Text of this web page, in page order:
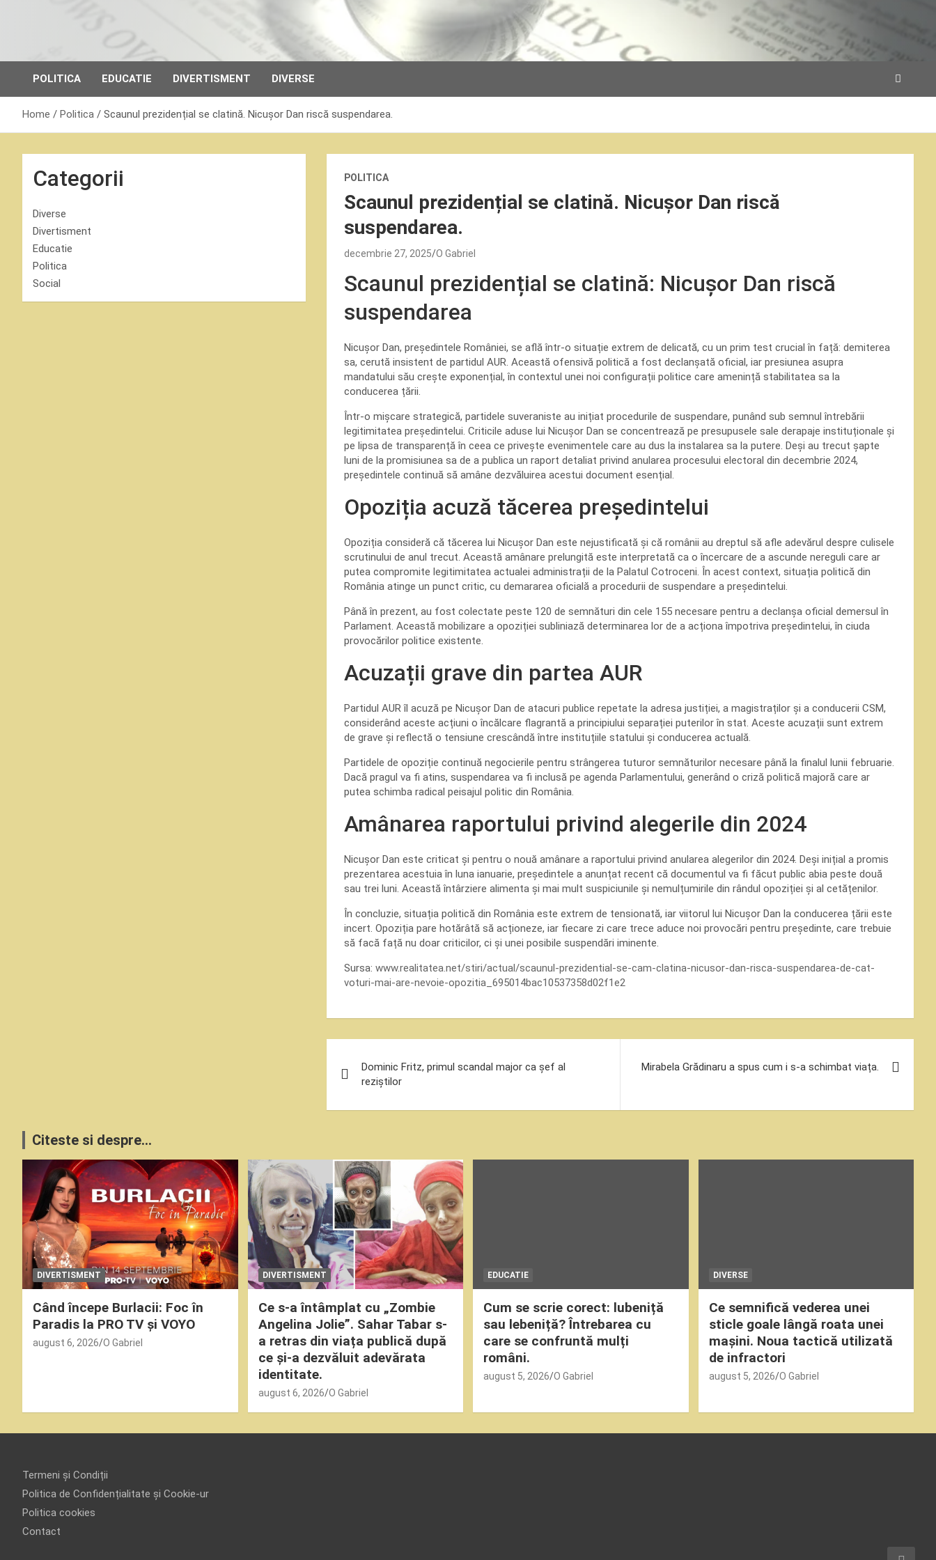
POLITICA EDUCATIE DIVERTISMENT DIVERSE
Home Politica Scaunul prezidențial se clatină. Nicușor Dan riscă suspendarea.
POLITICA
Scaunul prezidențial se clatină. Nicușor Dan riscă
suspendarea.
decembrie 27, 2025 O Gabriel
Scaunul prezidențial se clatină: Nicușor Dan riscă
suspendarea
Nicușor Dan, președintele României, se află într-o situație extrem de delicată, cu un prim test crucial în față: demiterea
sa, cerută insistent de partidul AUR. Această ofensivă politică a fost declanșată oficial, iar presiunea asupra
mandatului său crește exponențial, în contextul unei noi configurații politice care amenință stabilitatea sa la
conducerea țării.
Într-o mișcare strategică, partidele suveraniste au inițiat procedurile de suspendare, punând sub semnul întrebării
legitimitatea președintelui. Criticile aduse lui Nicușor Dan se concentrează pe presupusele sale derapaje instituționale și
pe lipsa de transparență în ceea ce privește evenimentele care au dus la instalarea sa la putere. Deși au trecut șapte
luni de la promisiunea sa de a publica un raport detaliat privind anularea procesului electoral din decembrie 2024,
președintele continuă să amâne dezvăluirea acestui document esențial.
Opoziția acuză tăcerea președintelui
Opoziția consideră că tăcerea lui Nicușor Dan este nejustificată și că românii au dreptul să afle adevărul despre culisele
scrutinului de anul trecut. Această amânare prelungită este interpretată ca o încercare de a ascunde nereguli care ar
putea compromite legitimitatea actualei administrații de la Palatul Cotroceni. În acest context, situația politică din
România atinge un punct critic, cu demararea oficială a procedurii de suspendare a președintelui.
Până în prezent, au fost colectate peste 120 de semnături din cele 155 necesare pentru a declanșa oficial demersul în
Parlament. Această mobilizare a opoziției subliniază determinarea lor de a acționa împotriva președintelui, în ciuda
provocărilor politice existente.
Acuzații grave din partea AUR
Partidul AUR îl acuză pe Nicușor Dan de atacuri publice repetate la adresa justiției, a magistraților și a conducerii CSM,
considerând aceste acțiuni o încălcare flagrantă a principiului separației puterilor în stat. Aceste acuzații sunt extrem
de grave și reflectă o tensiune crescândă între instituțiile statului și conducerea actuală.
Partidele de opoziție continuă negocierile pentru strângerea tuturor semnăturilor necesare până la finalul lunii februarie.
Dacă pragul va fi atins, suspendarea va fi inclusă pe agenda Parlamentului, generând o criză politică majoră care ar
putea schimba radical peisajul politic din România.
Amânarea raportului privind alegerile din 2024
Nicușor Dan este criticat și pentru o nouă amânare a raportului privind anularea alegerilor din 2024. Deși inițial a promis
prezentarea acestuia în luna ianuarie, președintele a anunțat recent că documentul va fi făcut public abia peste două
sau trei luni. Această întârziere alimenta și mai mult suspiciunile și nemulțumirile din rândul opoziției și al cetățenilor.
În concluzie, situația politică din România este extrem de tensionată, iar viitorul lui Nicușor Dan la conducerea țării este
incert. Opoziția pare hotărâtă să acționeze, iar fiecare zi care trece aduce noi provocări pentru președinte, care trebuie
să facă față nu doar criticilor, ci și unei posibile suspendări iminente.
Sursa: www.realitatea.net/stiri/actual/scaunul-prezidential-se-cam-clatina-nicusor-dan-risca-suspendarea-de-cat-
voturi-mai-are-nevoie-opozitia_695014bac10537358d02f1e2
în
articole
Dominic Fritz, primul scandal major ca șef al
reziștilor
Mirabela Grădinaru a spus cum i s-a schimbat viața.
Categorii
Diverse
Divertisment
Educatie
Politica
Social
Citeste si despre...
DIVERTISMENT
Când începe Burlacii: Foc în
Paradis la PRO TV și VOYO
august 6, 2026 O Gabriel
DIVERTISMENT
Ce s-a întâmplat cu „Zombie
Angelina Jolie”. Sahar Tabar s-
a retras din viața publică după
ce și-a dezvăluit adevărata
identitate.
august 6, 2026 O Gabriel
EDUCATIE
Cum se scrie corect: lubeniță
sau lebeniță? Întrebarea cu
care se confruntă mulți
români.
august 5, 2026 O Gabriel
DIVERSE
Ce semnifică vederea unei
sticle goale lângă roata unei
mașini. Noua tactică utilizată
de infractori
august 5, 2026 O Gabriel
Termeni și Condiții
Politica de Confidențialitate și Cookie-ur
Politica cookies
Contact